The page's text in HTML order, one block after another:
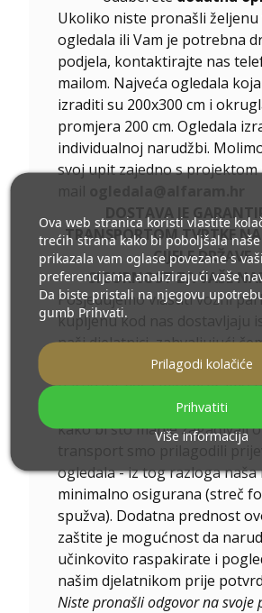
Ukoliko niste pronašli željenu
ogledala ili Vam je potrebna
podjela, kontaktirajte nas
mailom. Najveća ogledala
izraditi su 200x300 cm i
promjera 200 cm. Ogledala
individualnoj narudžbi.
svoj upit zajedno s projektom
DOSTAVA JE
TRANSPORTOM TVRTKE NA
CIJELE DRŽAVE
SIGURNOST ZA VAŠE
Posjedujemo vlastiti vozni
kupljenu kod nas dostavljaju
naši djelatnici, zahvaljujući
da imamo kontrolu nad
narudžbi, već i minimiziramo
dostave. Dodatno, radeći za
kako bi što manje zagađivali
transport smo prilagodili
ogledala - iz tog razloga naša
minimalno osigurana (streč
spužva). Dodatna prednost
zaštite je mogućnost da
učinkovito raspakirate i
našim djelatnikom prije
Niste pronašli odgovor na svoje
Ova web stranica koristi vlastite
trećih strana kako bi poboljšala
prikazala vam oglase povezane s
preferencijama analizirajući vaše
Da biste pristali na njegovu
gumb Prihvati.
Više informacija
Prilagodi kolačiće
Prihvatiti